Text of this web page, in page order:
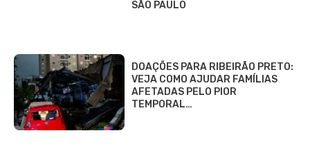
SÃO PAULO
DOAÇÕES PARA RIBEIRÃO PRETO:
VEJA COMO AJUDAR FAMÍLIAS
AFETADAS PELO PIOR
TEMPORAL…